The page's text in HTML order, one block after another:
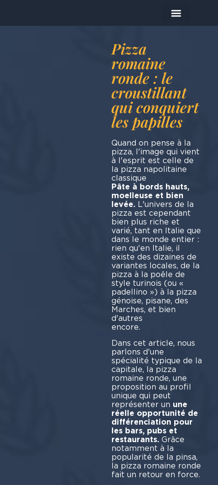
Pizza
romaine
ronde : le
croustillant
qui conquiert
les papilles
Quand on pense à la
pizza, l'image qui vient
à l'esprit est celle de
la pizza napolitaine
Pâte à bords hauts,
moelleuse et bien
levée.L'univers de la
pizza est cependant
bien plus riche et
varié, tant en Italie que
dans le monde entier :
rien qu'en Italie, il
existe des dizaines de
variantes locales, de la
pizza à la poêle de
style turinois (ou «
padellino ») à la pizza
génoise, pisane, des
Marches, et bien
d'autres
Dans cet article, nous
parlons d'une
spécialité typique de la
capitale, la pizza
romaine ronde, une
proposition au profil
unique qui peut
représenter un une
réelle opportunité de
différenciation pour
les bars, pubs et
restaurants. Grâce
notamment à la
popularité de la pinsa,
la pizza romaine ronde
fait un retour en force.